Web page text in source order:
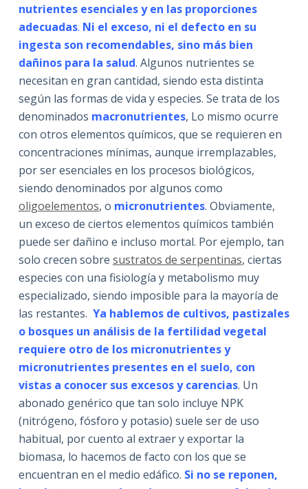
nutrientes esenciales y en las proporciones
adecuadas. Ni el exceso, ni el defecto en su
ingesta son recomendables, sino más bien
dañinos para la salud. Algunos nutrientes se
necesitan en gran cantidad, siendo esta distinta
según las formas de vida y especies. Se trata de los
denominados macronutrientes, Lo mismo ocurre
con otros elementos químicos, que se requieren en
concentraciones mínimas, aunque irremplazables,
por ser esenciales en los procesos biológicos,
siendo denominados por algunos como
oligoelementos, o micronutrientes. Obviamente,
un exceso de ciertos elementos químicos también
puede ser dañino e incluso mortal. Por ejemplo, tan
solo crecen sobre sustratos de serpentinas, ciertas
especies con una fisiología y metabolismo muy
especializado, siendo imposible para la mayoría de
las restantes. Ya hablemos de cultivos, pastizales
o bosques un análisis de la fertilidad vegetal
requiere otro de los micronutrientes y
micronutrientes presentes en el suelo, con
vistas a conocer sus excesos y carencias. Un
abonado genérico que tan solo incluye NPK
(nitrógeno, fósforo y potasio) suele ser de uso
habitual, por cuento al extraer y exportar la
biomasa, lo hacemos de facto con los que se
encuentran en el medio edáfico. Si no se reponen,